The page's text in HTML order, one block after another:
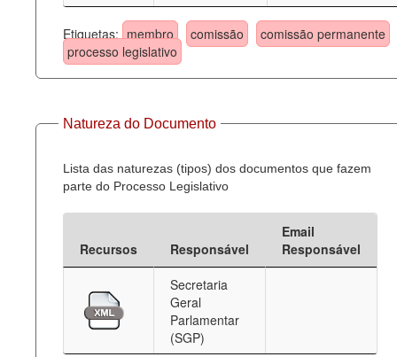
Etiquetas: membro comissão
comissão permanente
processo legislativo
Natureza do Documento
Lista das naturezas (tipos) dos documentos que fazem
parte do Processo Legislativo
Recursos Responsável
Email
Responsável
Secretaria
Geral
Parlamentar
(SGP)